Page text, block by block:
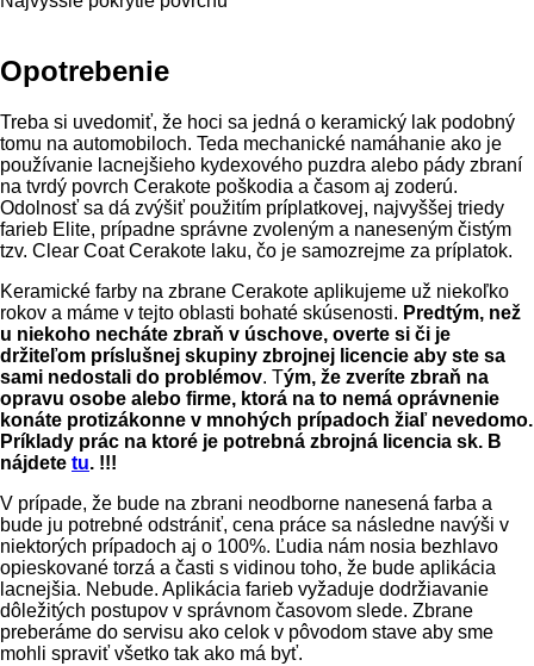
Opotrebenie
Treba si uvedomiť, že hoci sa jedná o keramický lak podobný
tomu na automobiloch. Teda mechanické namáhanie ako je
používanie lacnejšieho kydexového puzdra alebo pády zbraní
na tvrdý povrch Cerakote poškodia a časom aj zoderú.
Odolnosť sa dá zvýšiť použitím príplatkovej, najvyššej triedy
farieb Elite, prípadne správne zvoleným a naneseným čistým
tzv. Clear Coat Cerakote laku, čo je samozrejme za príplatok.
Keramické farby na zbrane Cerakote aplikujeme už niekoľko
rokov a máme v tejto oblasti bohaté skúsenosti. Predtým, než
u niekoho necháte zbraň v úschove, overte si či je
držiteľom príslušnej skupiny zbrojnej licencie aby ste sa
sami nedostali do problémov. Tým, že zveríte zbraň na
opravu osobe alebo firme, ktorá na to nemá oprávnenie
konáte protizákonne v mnohých prípadoch žiaľ nevedomo.
Príklady prác na ktoré je potrebná zbrojná licencia sk. B
nájdete tu. !!!
V prípade, že bude na zbrani neodborne nanesená farba a
bude ju potrebné odstrániť, cena práce sa následne navýši v
niektorých prípadoch aj o 100%. Ľudia nám nosia bezhlavo
opieskované torzá a časti s vidinou toho, že bude aplikácia
lacnejšia. Nebude. Aplikácia farieb vyžaduje dodržiavanie
dôležitých postupov v správnom časovom slede. Zbrane
preberáme do servisu ako celok v pôvodom stave aby sme
mohli spraviť všetko tak ako má byť.